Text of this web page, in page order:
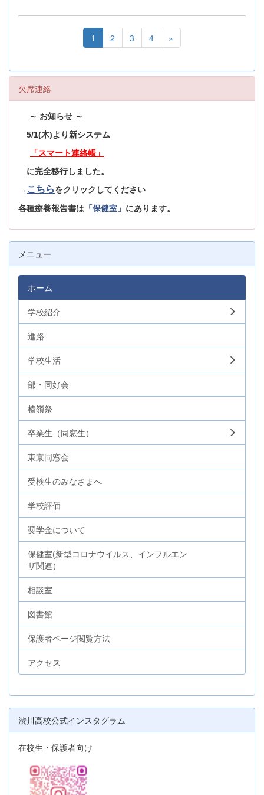
1 2 3 4 »
欠席連絡
～ お知らせ ～
5/1(木)より新システム
「スマート連絡帳」
に完全移行しました。
→ こちらをクリックしてください
各種療養報告書は 「保健室」 にあります。
メニュー
ホーム
学校紹介
進路
学校生活
部・同好会
榛嶺祭
卒業生（同窓生）
東京同窓会
受検生のみなさまへ
学校評価
奨学金について
保健室(新型コロナウイルス、インフルエン
ザ関連）
相談室
図書館
保護者ページ閲覧方法
アクセス
渋川高校公式インスタグラム
在校生・保護者向け